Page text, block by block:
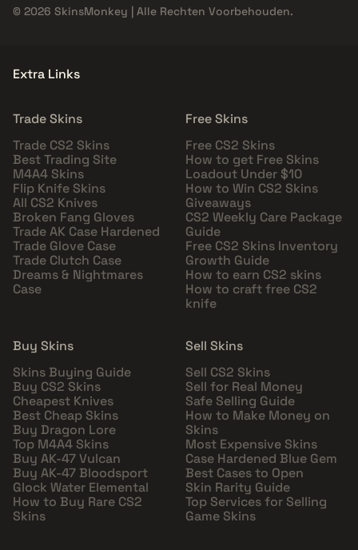
© 2026 SkinsMonkey | Alle Rechten Voorbehouden.
Extra Links
Trade Skins
Trade CS2 Skins
Best Trading Site
M4A4 Skins
Flip Knife Skins
All CS2 Knives
Broken Fang Gloves
Trade AK Case Hardened
Trade Glove Case
Trade Clutch Case
Dreams & Nightmares
Case
Free Skins
Free CS2 Skins
How to get Free Skins
Loadout Under $10
How to Win CS2 Skins
Giveaways
CS2 Weekly Care Package
Guide
Free CS2 Skins Inventory
Growth Guide
How to earn CS2 skins
How to craft free CS2
knife
Buy Skins
Skins Buying Guide
Buy CS2 Skins
Cheapest Knives
Best Cheap Skins
Buy Dragon Lore
Top M4A4 Skins
Buy AK-47 Vulcan
Buy AK-47 Bloodsport
Glock Water Elemental
How to Buy Rare CS2
Skins
Sell Skins
Sell CS2 Skins
Sell for Real Money
Safe Selling Guide
How to Make Money on
Skins
Most Expensive Skins
Case Hardened Blue Gem
Best Cases to Open
Skin Rarity Guide
Top Services for Selling
Game Skins